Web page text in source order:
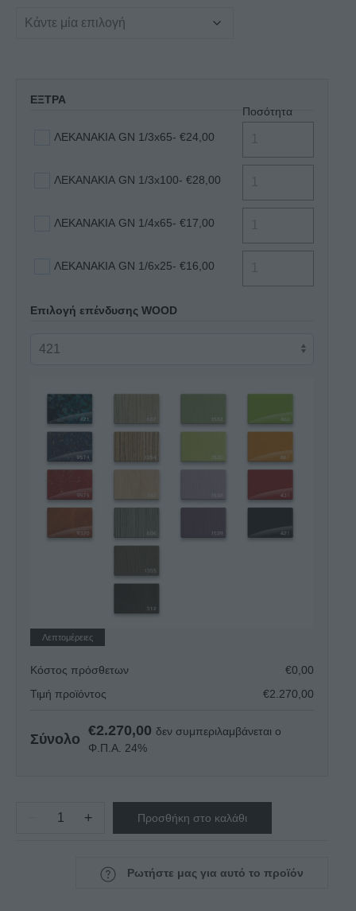
ΕΞΤΡΑ
ΛΕΚΑΝΑΚΙΑ GN 1/3x65- €24,00
Ποσότητα
ΛΕΚΑΝΑΚΙΑ GN 1/3x100- €28,00
ΛΕΚΑΝΑΚΙΑ GN 1/4x65- €17,00
ΛΕΚΑΝΑΚΙΑ GN 1/6x25- €16,00
Επιλογή επένδυσης WOOD
Λεπτομέρειες
Κόστος πρόσθετων €0,00
Τιμή προϊόντος
€2.270,00
Σύνολο
€2.270,00 δεν συμπεριλαμβάνεται ο
Φ.Π.Α. 24%
ΨΥΓΕΙΟ
+ Προσθήκη στο καλάθι
Ρωτήστε μας για αυτό το προϊόν